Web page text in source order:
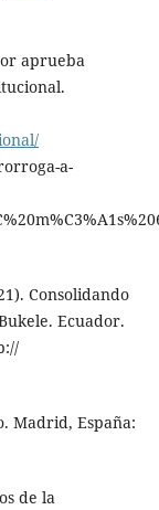
aprueba
a-
Consolidando
Ecuador.
Madrid, España:
de la